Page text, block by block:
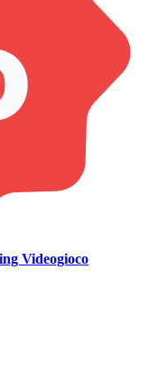
Videogioco